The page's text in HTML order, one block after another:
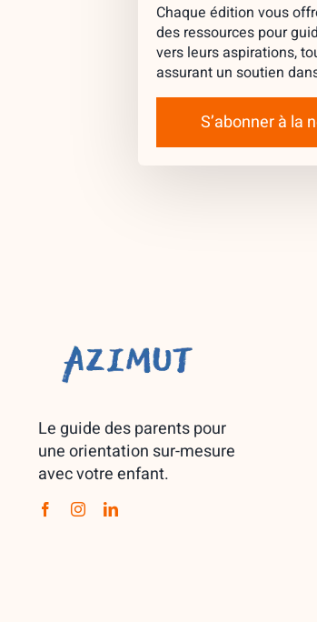
Chaque édition vous
des ressources pour
vers leurs aspirations,
assurant un soutien
S’abonner à la
Le guide des parents pour
une orientation sur-mesure
avec votre enfant.